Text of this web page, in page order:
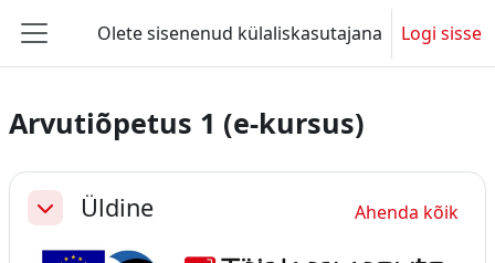
Küljepaneel
Olete sisenenud külaliskasutajana Logi sisse
Arvutiõpetus 1 (e-kursus)
Section outline
AhendaÜldine Ahenda kõik